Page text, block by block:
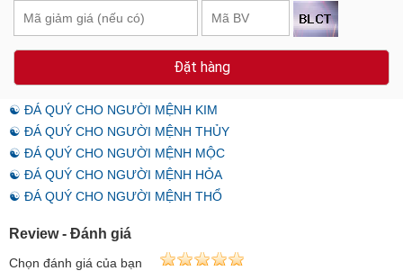
Đặt hàng
☯ ĐÁ QUÝ CHO NGƯỜI MỆNH KIM
☯ ĐÁ QUÝ CHO NGƯỜI MỆNH THỦY
☯ ĐÁ QUÝ CHO NGƯỜI MỆNH MỘC
☯ ĐÁ QUÝ CHO NGƯỜI MỆNH HỎA
☯ ĐÁ QUÝ CHO NGƯỜI MỆNH THỔ
Review - Đánh giá
Chọn đánh giá của bạn